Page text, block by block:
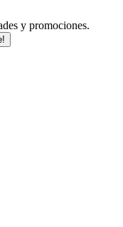
y promociones.